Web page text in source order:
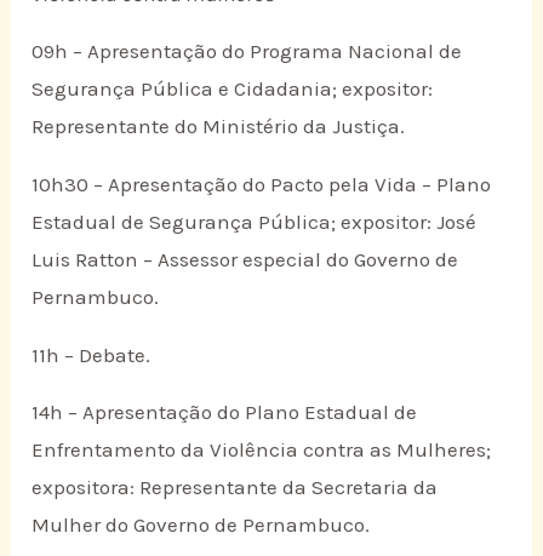
09h – Apresentação do Programa Nacional de
Segurança Pública e Cidadania; expositor:
Representante do Ministério da Justiça.
10h30 – Apresentação do Pacto pela Vida – Plano
Estadual de Segurança Pública; expositor: José
Luis Ratton – Assessor especial do Governo de
Pernambuco.
11h – Debate.
14h – Apresentação do Plano Estadual de
Enfrentamento da Violência contra as Mulheres;
expositora: Representante da Secretaria da
Mulher do Governo de Pernambuco.